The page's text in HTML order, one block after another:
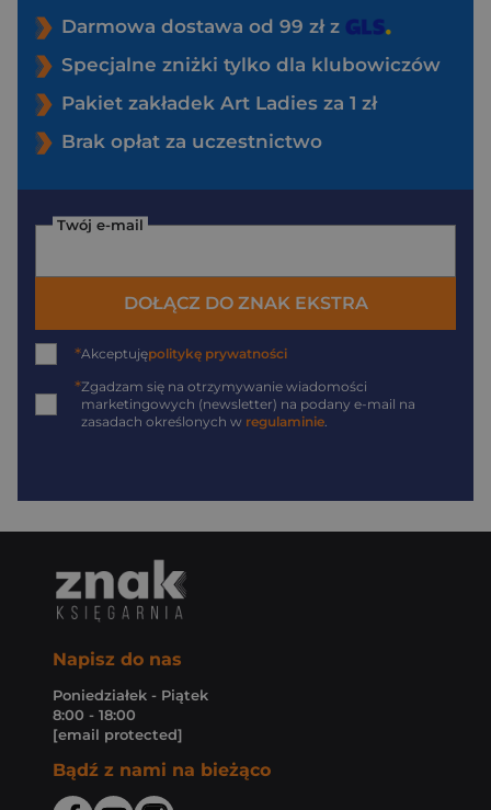
Darmowa dostawa od 99 zł z
Specjalne zniżki tylko dla klubowiczów
Pakiet zakładek Art Ladies za 1 zł
Brak opłat za uczestnictwo
Twój e-mail
DOŁĄCZ DO ZNAK EKSTRA
*Akceptujępolitykę prywatności
*Zgadzam się na otrzymywanie wiadomości
marketingowych (newsletter) na podany e-mail na
zasadach określonych w regulaminie
Napisz do nas
Poniedziałek - Piątek
8:00 - 18:00
[email protected]
Bądź z nami na bieżąco